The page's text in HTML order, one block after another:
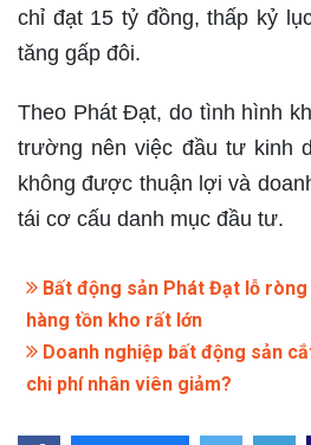
chỉ đạt 15 tỷ đồng, thấp kỷ
tăng gấp đôi.
Theo Phát Đạt, do tình hình
trường nên việc đầu tư kinh
không được thuận lợi và
tái cơ cấu danh mục đầu tư.
Bất động sản Phát Đạt lỗ
hàng tồn kho rất lớn
Doanh nghiệp bất động sản
chi phí nhân viên giảm?